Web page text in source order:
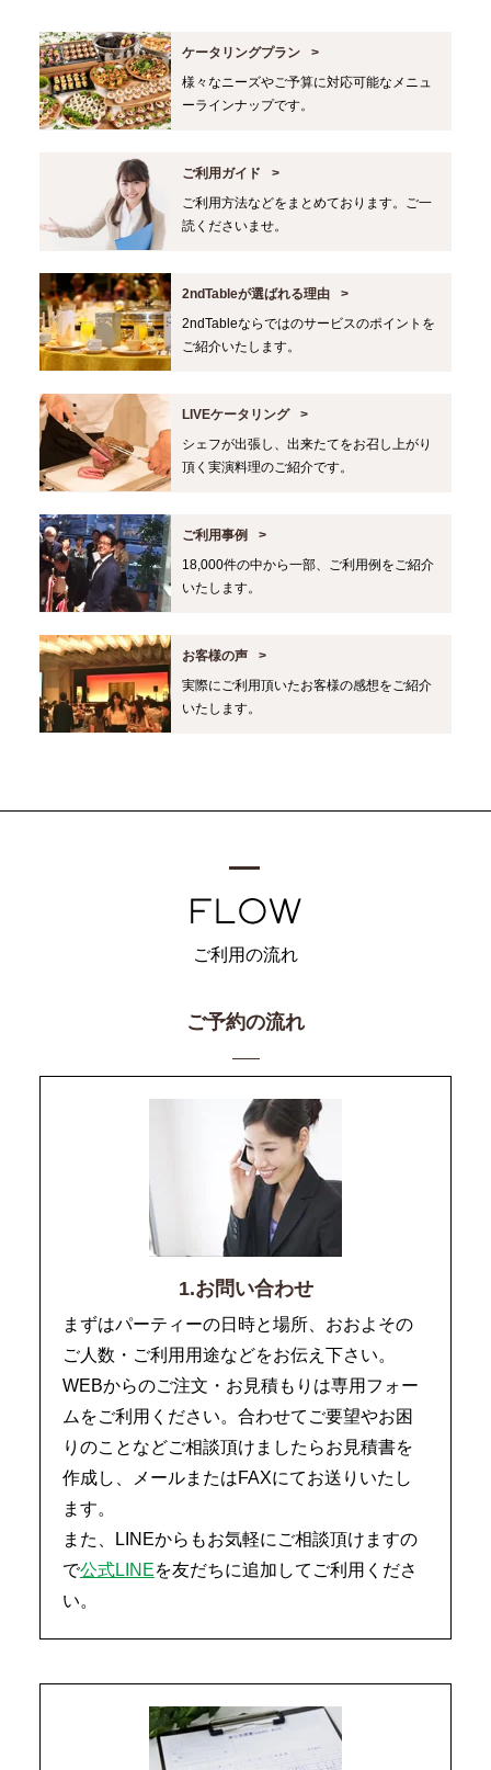
ケータリングプラン
様々なニーズやご予算に対応可能なメニュ
ーラインナップです。
ご利用ガイド
ご利用方法などをまとめております。ご一
読くださいませ。
2ndTableが選ばれる理由
2ndTableならではのサービスのポイントを
ご紹介いたします。
LIVEケータリング
シェフが出張し、出来たてをお召し上がり
頂く実演料理のご紹介です。
ご利用事例
18,000件の中から一部、ご利用例をご紹介
いたします。
お客様の声
実際にご利用頂いたお客様の感想をご紹介
いたします。
ご利用の流れ
ご予約の流れ
1.お問い合わせ
まずはパーティーの日時と場所、おおよその
ご人数・ご利用用途などをお伝え下さい。
WEBからのご注文・お見積もりは専用フォー
ムをご利用ください。合わせてご要望やお困
りのことなどご相談頂けましたらお見積書を
作成し、メールまたはFAXにてお送りいたし
ます。
また、LINEからもお気軽にご相談頂けますの
で公式LINEを友だちに追加してご利用くださ
い。